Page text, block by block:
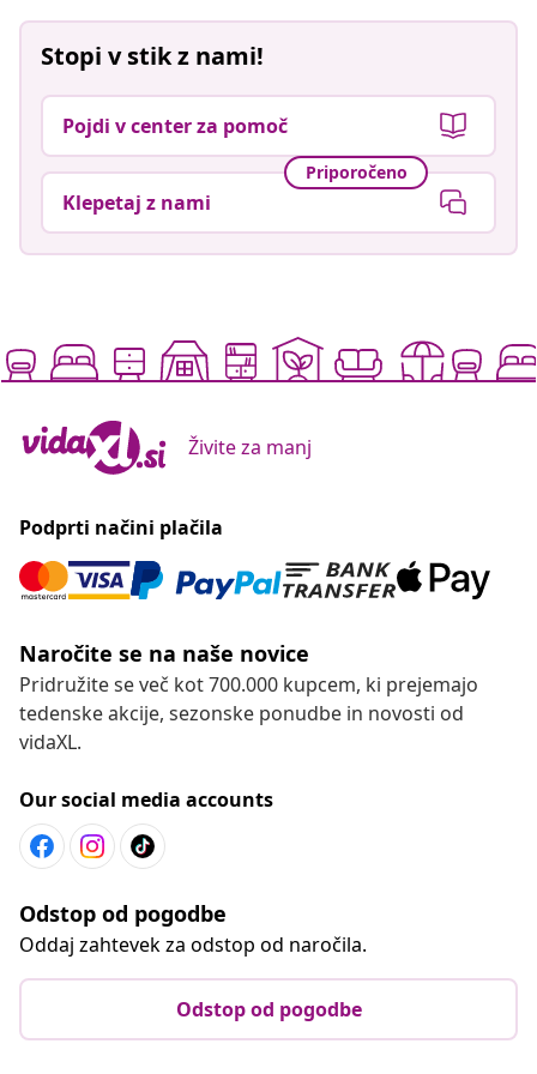
Stopi v stik z nami!
Pojdi v center za pomoč
Priporočeno
Klepetaj z nami
Živite za manj
Podprti načini plačila
Naročite se na naše novice
Pridružite se več kot 700.000 kupcem, ki prejemajo
tedenske akcije, sezonske ponudbe in novosti od
vidaXL.
Our social media accounts
Odstop od pogodbe
Oddaj zahtevek za odstop od naročila.
Odstop od pogodbe